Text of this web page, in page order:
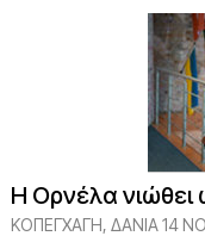
Η Ορνέλα νιώθει
ΚΟΠΕΓΧΆΓΗ, ΔΑΝΊΑ14